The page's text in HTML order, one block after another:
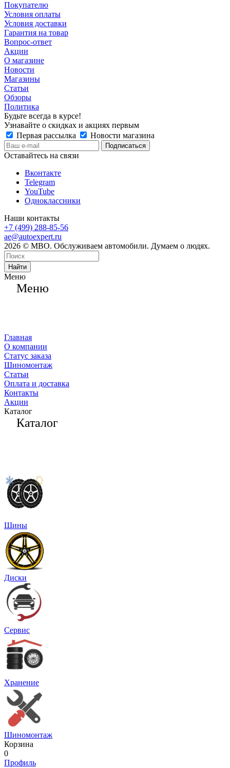
Покупателю
Условия оплаты
Условия доставки
Гарантия на товар
Вопрос-ответ
Акции
О магазине
Новости
Магазины
Статьи
Обзоры
Политика
Будьте всегда в курсе!
Узнавайте о скидках и акциях первым
Первая рассылка
Новости магазина
Оставайтесь на связи
Вконтакте
Telegram
YouTube
Одноклассники
Наши контакты
+7 (499) 288-85-56
ae@autoexpert.ru
2026 © МВО. Обслуживаем автомобили. Думаем о людях.
Найти
Меню
Меню
Главная
О компании
Статус заказа
Шиномонтаж
Статьи
Оплата и доставка
Контакты
Акции
Каталог
Каталог
Шины
Диски
Сервис
Хранение
Шиномонтаж
Корзина
0
Профиль